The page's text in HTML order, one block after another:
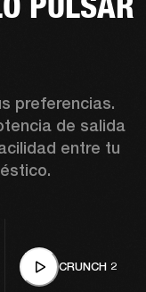
preferencias.
de salida
entre tu
CRUNCH 2